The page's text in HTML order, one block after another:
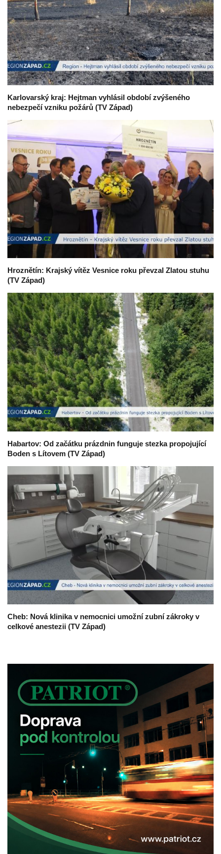
Karlovarský kraj: Hejtman vyhlásil období zvýšeného
nebezpečí vzniku požárů (TV Západ)
Hroznětín: Krajský vítěz Vesnice roku převzal Zlatou stuhu
(TV Západ)
Habartov: Od začátku prázdnin funguje stezka propojující
Boden s Lítovem (TV Západ)
Cheb: Nová klinika v nemocnici umožní zubní zákroky v
celkové anestezii (TV Západ)